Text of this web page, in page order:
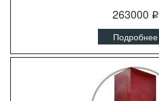
263000 q
Подробнее